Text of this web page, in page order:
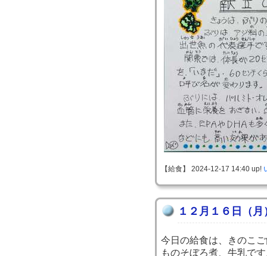
【給食】 2024-12-17 14:40 up!
１２月１６日（月
今日の給食は、きのこ
ものそぼろ煮、牛乳で